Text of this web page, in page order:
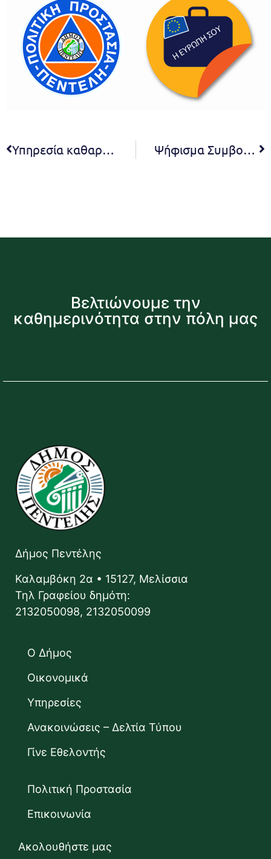
Υπηρεσία καθαριότητας του Δήμου Πεντέλης: Ορκίστηκαν 12 νέοι μόνιμοι υπάλληλοι Ψήφισμα Συμβουλίου Κοινότητας Μελισσίων – 24/10/2019
Βελτιώνουμε την
καθημερινότητα στην πόλη μας
Δήμος Πεντέλης
Καλαμβόκη 2α • 15127, Μελίσσια
Τηλ Γραφείου δημότη:
2132050098, 2132050099
Ο Δήμος
Οικονομικά
Υπηρεσίες
Ανακοινώσεις – Δελτία Τύπου
Γίνε Εθελοντής
Πολιτική Προστασία
Επικοινωνία
Ακολουθήστε μας